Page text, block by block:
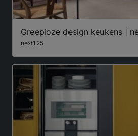
Greeploze design keukens |
next125